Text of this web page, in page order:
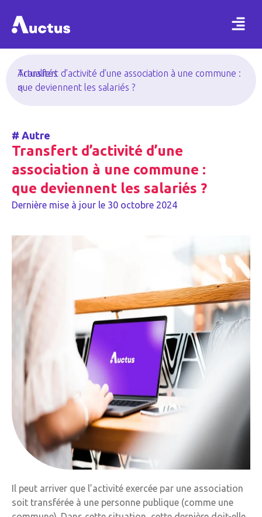
Actualités
>
Transfert d’activité d’une association à une commune :
que deviennent les salariés ?
# Autre
Transfert d’activité d’une
association à une commune :
que deviennent les salariés ?
Dernière mise à jour le 30 octobre 2024
Il peut arriver que l’activité exercée par une association
soit transférée à une personne publique (comme une